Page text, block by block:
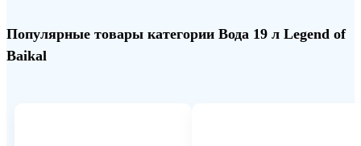
Популярные товары категории Вода 19 л Legend of
Baikal